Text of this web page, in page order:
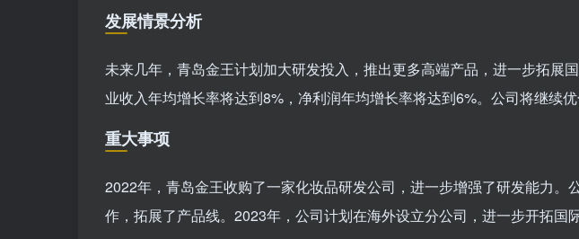
发展情景分析
未来几年，青岛金王计划加大研发投入，推出更多高端产品，进一步拓展
业收入年均增长率将达到8%，净利润年均增长率将达到6%。公司将继续优
重大事项
2022年，青岛金王收购了一家化妆品研发公司，进一步增强了研发能力。
作，拓展了产品线。2023年，公司计划在海外设立分公司，进一步开拓国际